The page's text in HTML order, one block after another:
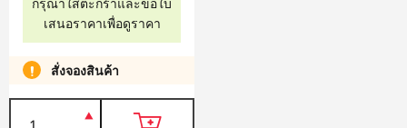
เสนอราคาเพื่อดูราคา
สั่งจองสินค้า